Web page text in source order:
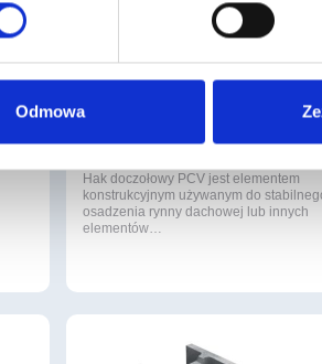
Odmowa
Hak doczołowy 130 Galeco
9
Hak doczołowy PCV jest elementem
konstrukcyjnym używanym do
osadzenia rynny dachowej lub innych
elementów…